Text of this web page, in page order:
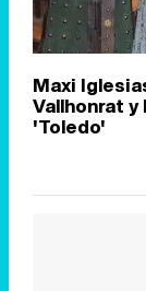
Maxi
Vallhonrat y
'Toledo'